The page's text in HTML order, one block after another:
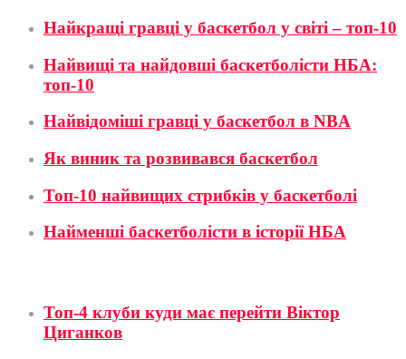
Найкращі гравці у баскетбол у світі – топ-10
Найвищі та найдовші баскетболісти НБА:
топ-10
Найвідоміші гравці у баскетбол в NBA
Як виник та розвивався баскетбол
Топ-10 найвищих стрибків у баскетболі
Найменші баскетболісти в історії НБА
Топ-4 клуби куди має перейти Віктор
Циганков